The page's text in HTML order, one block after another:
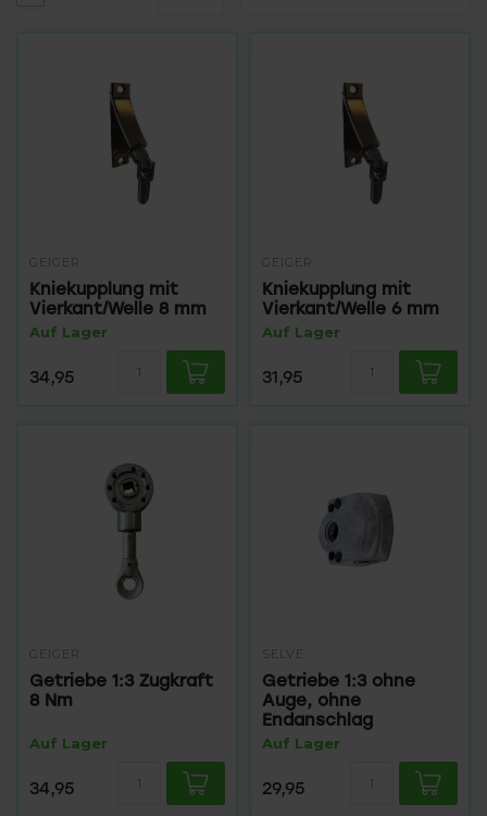
GEIGER
Kniekupplung mit
Vierkant/Welle 8 mm
Auf Lager
34,95
GEIGER
Kniekupplung mit
Vierkant/Welle 6 mm
Auf Lager
31,95
GEIGER
Getriebe 1:3 Zugkraft
8 Nm
Auf Lager
34,95
SELVE
Getriebe 1:3 ohne
Auge, ohne
Endanschlag
Auf Lager
29,95